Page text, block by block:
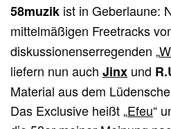
58muzik ist in Geberlaune:
mittelmäßigen Freetracks
diskussionenserregenden „
liefern nun auchJinx und
Material aus dem
Das Exclusive heißt „Efeu“